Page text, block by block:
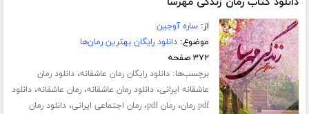
از:ساره آوجین
موضوع:دانلود رایگان بهترین رمان‌ها
۳۷۲ صفحه
برچسب‌ها:دانلود رایگان رمان عاشقانه،دانلود رمان
عاشقانه ایرانی،دانلود رمان عاشقانه،رمان عاشقانه،دانلود
pdf رمان
،رمان pdf ،رمان اجتماعی ایرانی،دانلود رمان